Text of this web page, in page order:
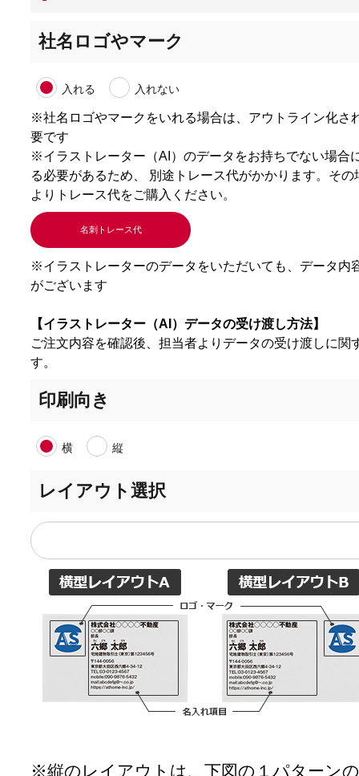
社名ロゴやマーク
入れる 入れない
※社名ロゴやマークをいれる場合は、アウトライン化さ
要です
※イラストレーター（AI）のデータをお持ちでない場合
る必要があるため、 別途トレース代がかかります。そ
よりトレース代をご購入ください。
名刺トレース代
※イラストレーターのデータをいただいても、データ内
がございます
【イラストレーター（AI）データの受け渡し方法】
ご注文内容を確認後、担当者よりデータの受け渡しに
す。
印刷向き
横 縦
レイアウト選択
※縦のレイアウトは、下図の１パターン